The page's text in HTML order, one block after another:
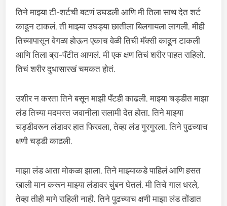
तिने माझ्या टी-शर्टची बटणं उघडली आणि मी तिला साथ देत शर्ट
काढून टाकलं. ती माझ्या उघड्या छातीला बिलगायला लागली. मीही
तिच्यापासून वेगळा होऊन एकाच वेळी तिची मॅक्सी काढून टाकली
आणि तिला ब्रा-पॅंटीत आणलं. मी एक क्षण तिचं शरीर पाहत राहिलो.
तिचं शरीर दुधासारखं चमकत होतं.
उशीर न करता तिने बसून माझी पॅंटही काढली. माझ्या चड्डीत माझा
लंड तिच्या मदमस्त जवानीला सलामी देत होता. तिने माझ्या
चड्डीवरून लंडावर हात फिरवला, तेव्हा लंड गुरगुरला. तिने पुढच्याच
क्षणी चड्डी काढली.
माझा लंड आता मोकळा झाला. तिने माझ्याकडे पाहिलं आणि हसत
खाली मान करून माझ्या लंडावर चुंबन घेतलं. मी तिचे गाल धरले,
तेव्हा तीही मागे राहिली नाही. तिने पुढच्याच क्षणी माझा लंड तोंडात